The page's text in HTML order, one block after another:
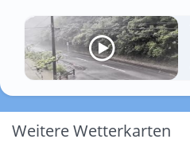
Weitere Wetterkarten